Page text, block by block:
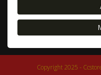
Política de
Contacto
Envíos
| Política de
Copyright 2025 -